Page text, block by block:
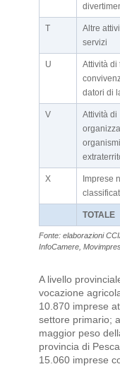
T
Altre
servizi
U
Attività di
datori di
V
Attività di
organismi
X
Imprese
TOTALE
Fonte: elaborazioni
InfoCamere,
A livello
vocazione
10.870 imprese
settore primario;
maggior peso
provincia di
15.060 imprese